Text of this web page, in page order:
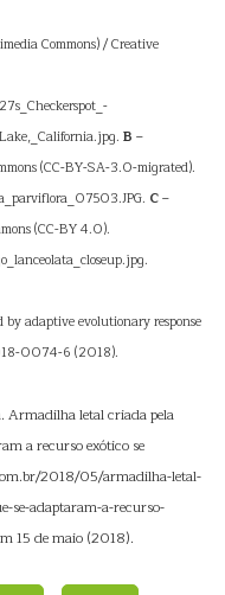
Commons) / Creative
B –
(CC-BY-SA-3.0-migrated).
C–
(CC-BY 4.0).
adaptive evolutionary response
0074-6 (2018).
Armadilha letal criada pela
a recurso exótico se
2018/05/armadilha-letal-
se-adaptaram-a-recurso-
15 de maio (2018).